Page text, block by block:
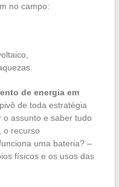
no campo:
de energia em
de toda estratégia
assunto e saber tudo
o recurso
uma bateria? –
físicos e os usos das